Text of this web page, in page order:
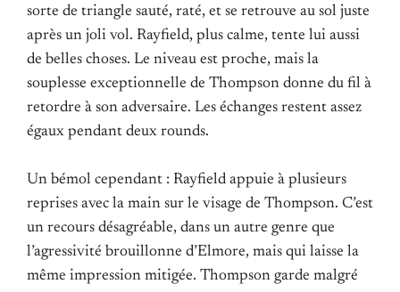
sorte de triangle sauté, raté, et se retrouve au sol juste
après un joli vol. Rayfield, plus calme, tente lui aussi
de belles choses. Le niveau est proche, mais la
souplesse exceptionnelle de Thompson donne du fil à
retordre à son adversaire. Les échanges restent assez
égaux pendant deux rounds.
Un bémol cependant : Rayfield appuie à plusieurs
reprises avec la main sur le visage de Thompson. C’est
un recours désagréable, dans un autre genre que
l’agressivité brouillonne d’Elmore, mais qui laisse la
même impression mitigée. Thompson garde malgré